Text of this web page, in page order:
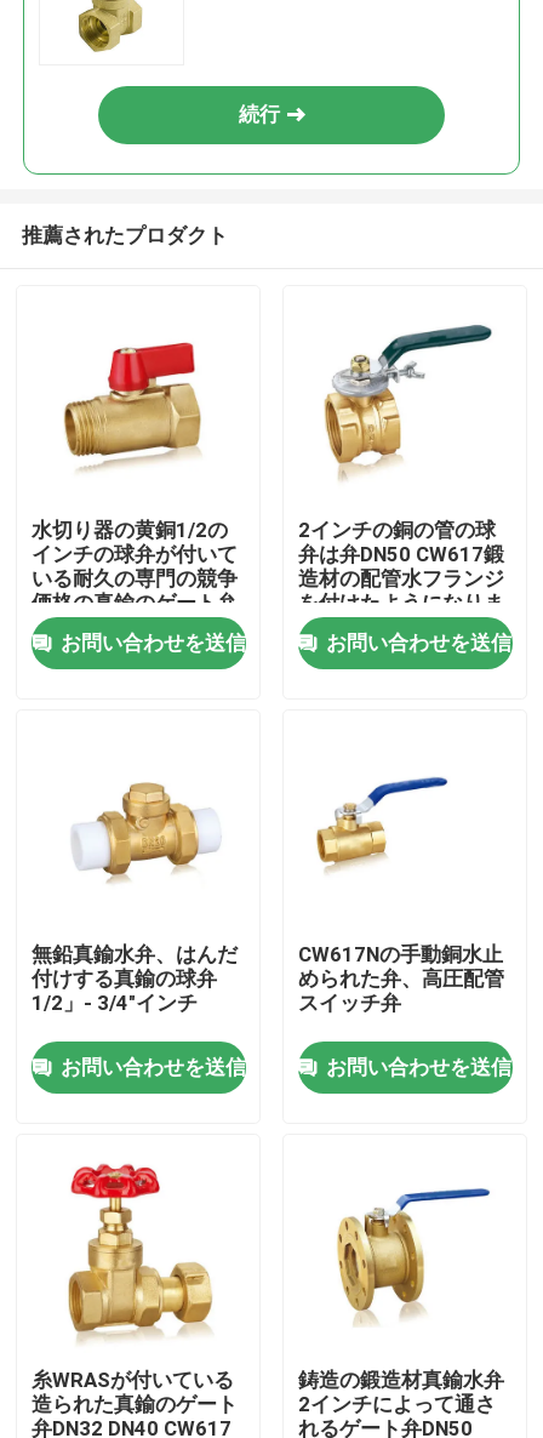
プロダクト
私達について
工場旅行
品質管理
ニュース
引用を要求して下さい
真鍮の青銅色の鋳造
真鍮の水道メーター ボディ
続行
推薦されたプロダクト
水切り器の黄銅1/2の
インチの球弁が付いて
いる耐久の専門の競争
価格の真鍮のゲート弁
お問い合わせを送信
2インチの銅の管の球
弁は弁DN50 CW617鍛
造材の配管水フランジ
を付けたようになりま
した
お問い合わせを送信
無鉛真鍮水弁、はんだ
付けする真鍮の球弁
1/2」- 3/4"インチ
お問い合わせを送信
CW617Nの手動銅水止
められた弁、高圧配管
スイッチ弁
お問い合わせを送信
糸WRASが付いている
造られた真鍮のゲート
弁DN32 DN40 CW617
鋳造の鍛造材真鍮水弁
2インチによって通さ
れるゲート弁DN50